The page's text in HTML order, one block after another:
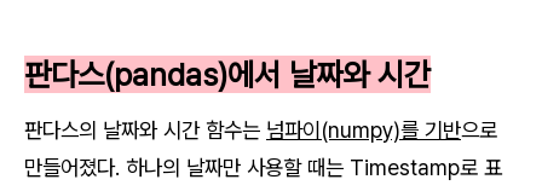
판다스(pandas)에서 날짜와 시간
판다스의 날짜와 시간 함수는 넘파이(numpy)를 기반으로
만들어졌다. 하나의 날짜만 사용할 때는 Timestamp로 표